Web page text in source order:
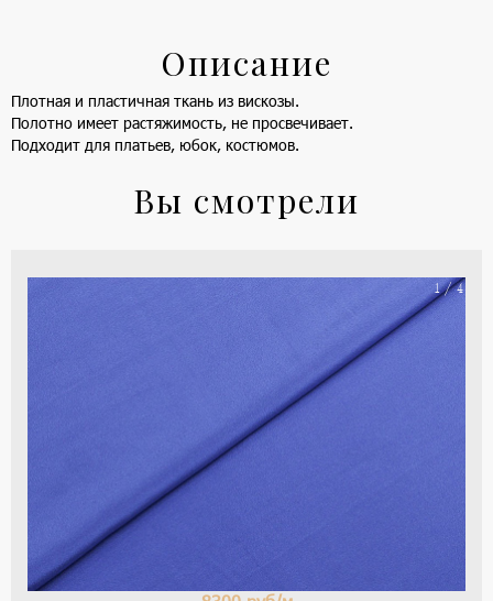
Описание
Плотная и пластичная ткань из вискозы.
Полотно имеет растяжимость, не просвечивает.
Подходит для платьев, юбок, костюмов.
Вы смотрели
1 / 4